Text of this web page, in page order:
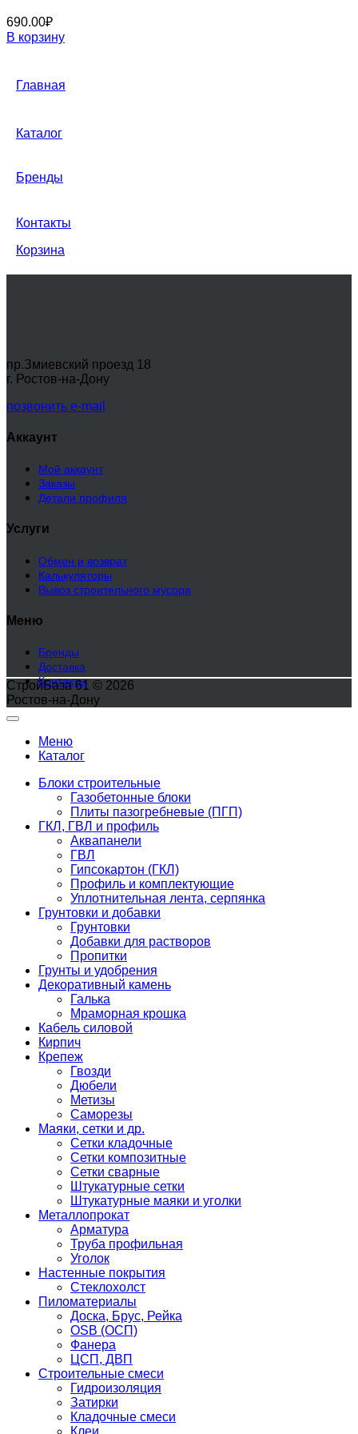
690.00₽
В корзину
Главная
Каталог
Бренды
Контакты
Корзина
пр.Змиевский проезд 18
г. Ростов-на-Дону
позвонить e-mail
Аккаунт
Мой аккаунт
Заказы
Детали профиля
Услуги
Обмен и возврат
Калькуляторы
Вывоз строительного мусора
Меню
Бренды
Доставка
Контакты
СтройБаза 61 © 2026
Ростов-на-Дону
Меню
Каталог
Блоки строительные
Газобетонные блоки
Плиты пазогребневые (ПГП)
ГКЛ, ГВЛ и профиль
Аквапанели
ГВЛ
Гипсокартон (ГКЛ)
Профиль и комплектующие
Уплотнительная лента, серпянка
Грунтовки и добавки
Грунтовки
Добавки для растворов
Пропитки
Грунты и удобрения
Декоративный камень
Галька
Мраморная крошка
Кабель силовой
Кирпич
Крепеж
Гвозди
Дюбели
Метизы
Саморезы
Маяки, сетки и др.
Сетки кладочные
Сетки композитные
Сетки сварные
Штукатурные сетки
Штукатурные маяки и уголки
Металлопрокат
Арматура
Труба профильная
Уголок
Настенные покрытия
Стеклохолст
Пиломатериалы
Доска, Брус, Рейка
OSB (ОСП)
Фанера
ЦСП, ДВП
Строительные смеси
Гидроизоляция
Затирки
Кладочные смеси